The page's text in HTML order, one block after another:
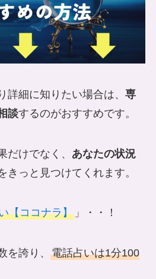
詳細に知りたい場合は、 専
談するのがおすすめです。
だけでなく、 あなたの状況
きっと見つけてくれます。
【ココナラ】」・・！
を誇り、 電話占いは1分100